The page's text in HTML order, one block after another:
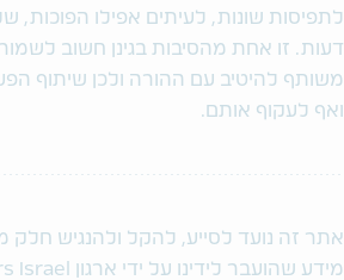
לתפיסות שונות, לעיתים אפילו הפוכות,
דעות. זו אחת מהסיבות בגינן חשוב
משותף להיטיב עם ההורה ולכן שיתוף
ואף לעקוף אותם.
אתר זה נועד לסייע, להקל ולהנגיש